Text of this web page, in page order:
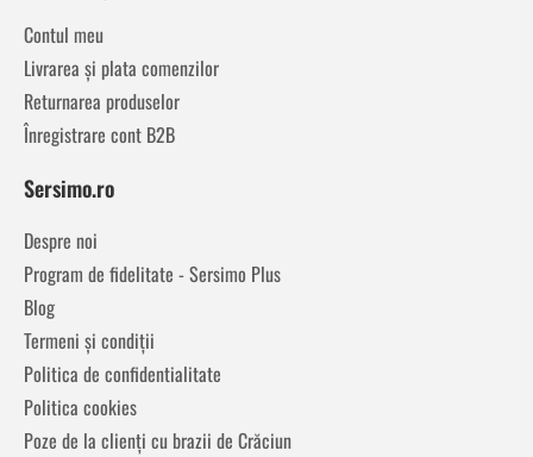
Contul meu
Livrarea și plata comenzilor
Returnarea produselor
Înregistrare cont B2B
Sersimo.ro
Despre noi
Program de fidelitate - Sersimo Plus
Blog
Termeni și condiții
Politica de confidentialitate
Politica cookies
Poze de la clienți cu brazii de Crăciun